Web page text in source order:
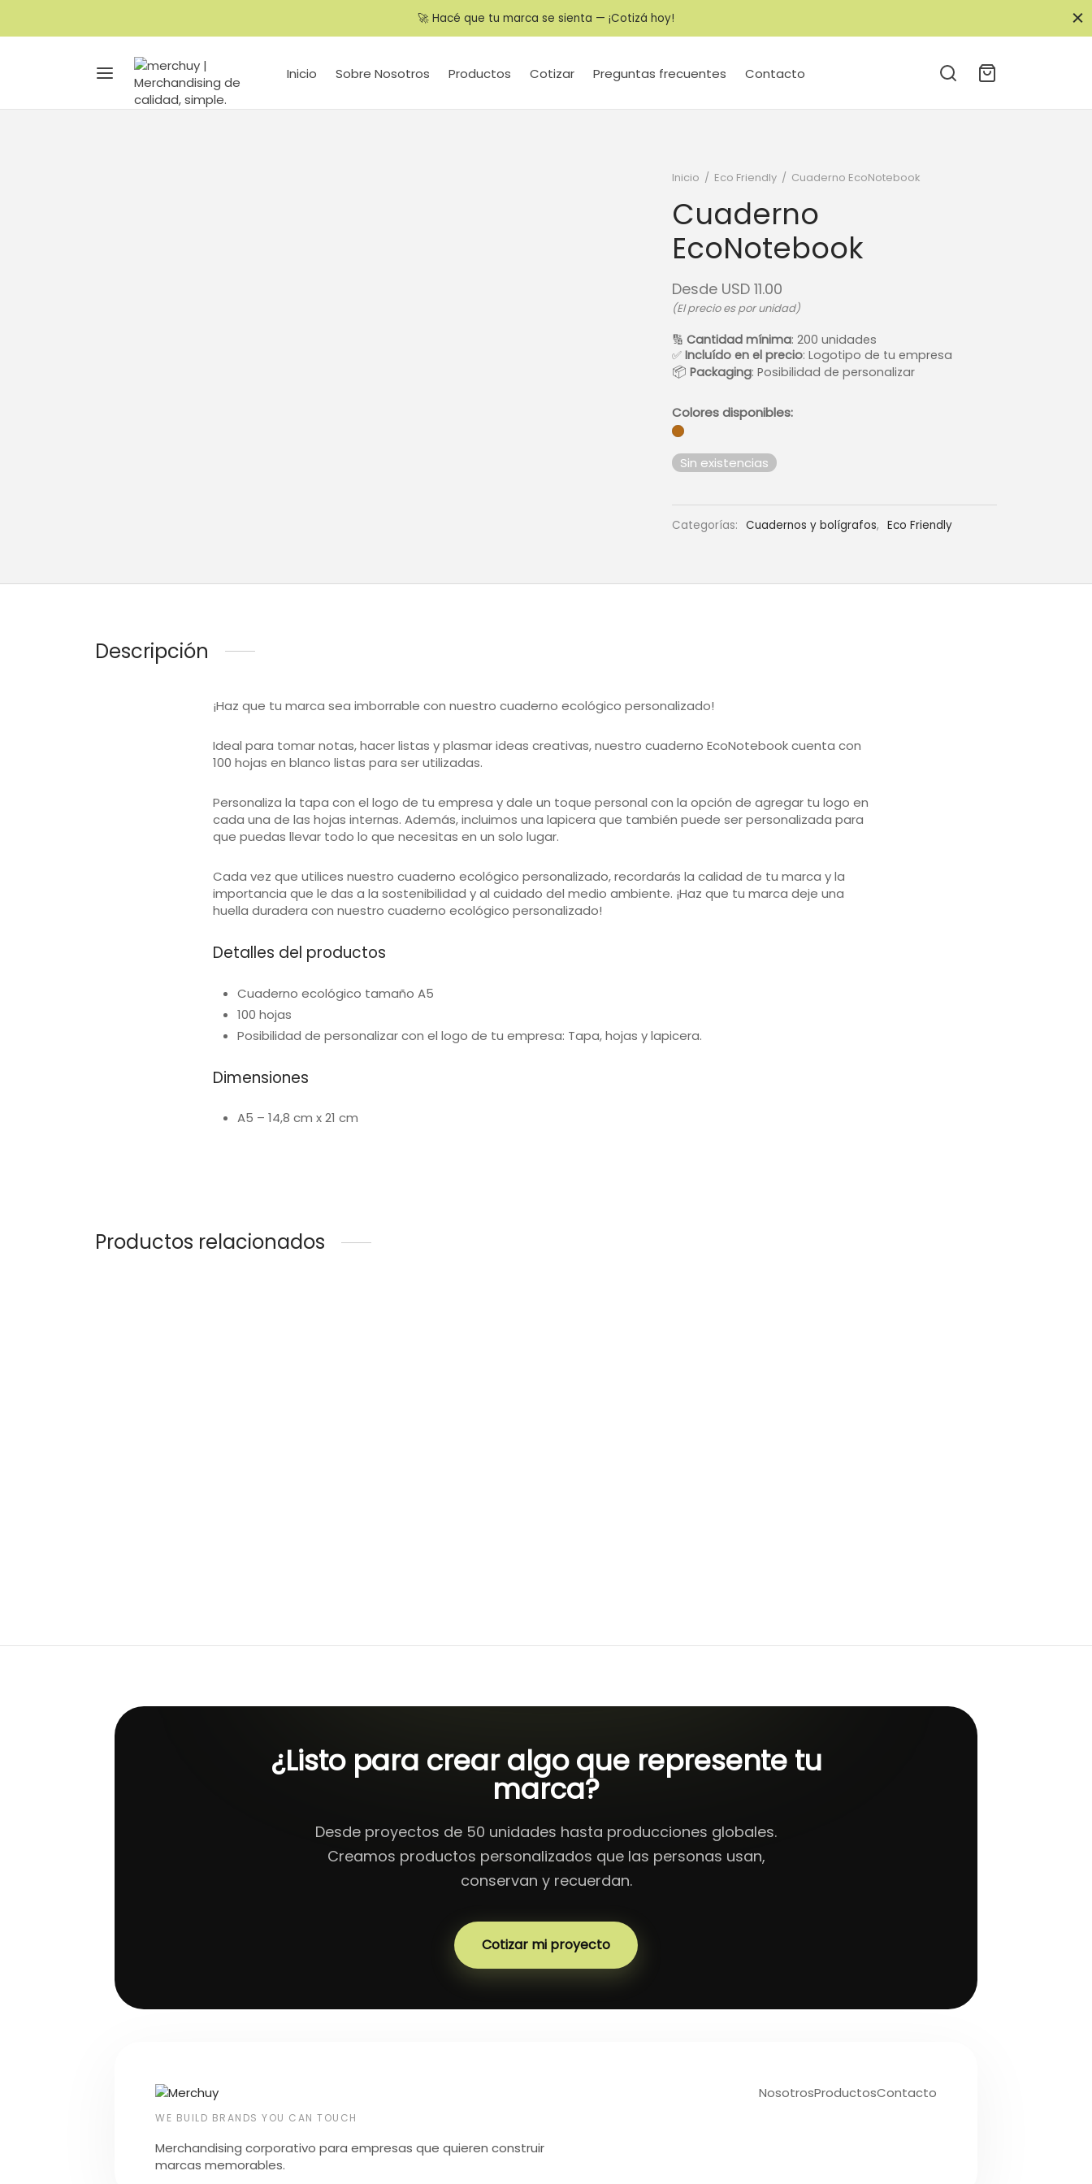
🚀 Hacé que tu marca se sienta — ¡Cotizá hoy!
Inicio Sobre Nosotros Productos Cotizar Preguntas frecuentes Contacto
Inicio / Eco Friendly / Cuaderno EcoNotebook
Cuaderno
EcoNotebook
Desde USD 11.00
(El precio es por unidad)
🔢 Cantidad mínima: 200 unidades
✅ Incluído en el precio: Logotipo de tu empresa
📦 Packaging: Posibilidad de personalizar
Colores disponibles:
Sin existencias
Categorías: Cuadernos y bolígrafos, Eco Friendly
Descripción
¡Haz que tu marca sea imborrable con nuestro cuaderno ecológico personalizado!
Ideal para tomar notas, hacer listas y plasmar ideas creativas, nuestro cuaderno EcoNotebook cuenta con
100 hojas en blanco listas para ser utilizadas.
Personaliza la tapa con el logo de tu empresa y dale un toque personal con la opción de agregar tu logo en
cada una de las hojas internas. Además, incluimos una lapicera que también puede ser personalizada para
que puedas llevar todo lo que necesitas en un solo lugar.
Cada vez que utilices nuestro cuaderno ecológico personalizado, recordarás la calidad de tu marca y la
importancia que le das a la sostenibilidad y al cuidado del medio ambiente. ¡Haz que tu marca deje una
huella duradera con nuestro cuaderno ecológico personalizado!
Detalles del productos
Cuaderno ecológico tamaño A5
100 hojas
Posibilidad de personalizar con el logo de tu empresa: Tapa, hojas y lapicera.
Dimensiones
A5 – 14,8 cm x 21 cm
Productos relacionados
¿Listo para crear algo que represente tu
marca?
Desde proyectos de 50 unidades hasta producciones globales.
Creamos productos personalizados que las personas usan,
conservan y recuerdan.
Cotizar mi proyecto
WE BUILD BRANDS YOU CAN TOUCH
Merchandising corporativo para empresas que quieren construir
marcas memorables.
NosotrosProductosContacto